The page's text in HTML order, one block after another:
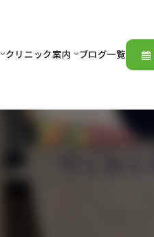
クリニック案内 ブログ一覧